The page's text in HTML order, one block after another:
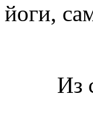
йоги,
Из